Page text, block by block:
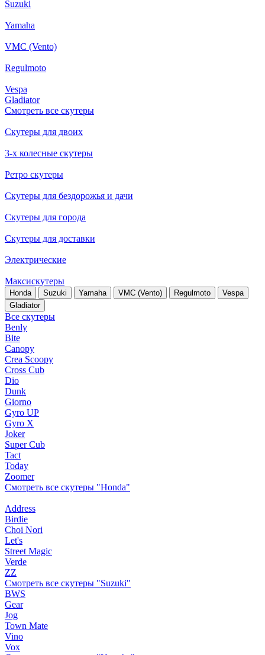
Suzuki
Yamaha
VMC (Vento)
Regulmoto
Vespa
Gladiator
Смотреть все скутеры
Скутеры для двоих
3-х колесные скутеры
Ретро скутеры
Скутеры для бездорожья и дачи
Скутеры для города
Скутеры для доставки
Электрические
Максискутеры
Honda Suzuki Yamaha VMC (Vento) Regulmoto
Vespa
Gladiator
Все скутеры
Benly
Bite
Canopy
Crea Scoopy
Cross Cub
Dio
Dunk
Giorno
Gyro UP
Gyro X
Joker
Super Cub
Tact
Today
Zoomer
Смотреть все скутеры "Honda"
Address
Birdie
Choi Nori
Let's
Street Magic
Verde
ZZ
Смотреть все скутеры "Suzuki"
BWS
Gear
Jog
Town Mate
Vino
Vox